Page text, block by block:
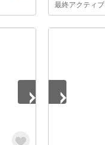
最終アクティ